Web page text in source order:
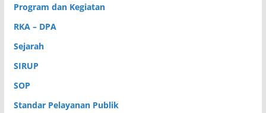
Program dan Kegiatan
RKA – DPA
Sejarah
SIRUP
SOP
Standar Pelayanan Publik